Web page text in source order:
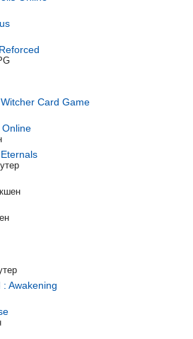
Card Game
Awakening